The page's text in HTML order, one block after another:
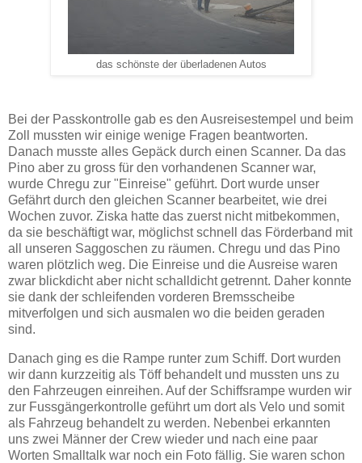
das schönste der überladenen Autos
Bei der Passkontrolle gab es den Ausreisestempel und beim
Zoll mussten wir einige wenige Fragen beantworten.
Danach musste alles Gepäck durch einen Scanner. Da das
Pino aber zu gross für den vorhandenen Scanner war,
wurde Chregu zur "Einreise" geführt. Dort wurde unser
Gefährt durch den gleichen Scanner bearbeitet, wie drei
Wochen zuvor. Ziska hatte das zuerst nicht mitbekommen,
da sie beschäftigt war, möglichst schnell das Förderband mit
all unseren Saggoschen zu räumen. Chregu und das Pino
waren plötzlich weg. Die Einreise und die Ausreise waren
zwar blickdicht aber nicht schalldicht getrennt. Daher konnte
sie dank der schleifenden vorderen Bremsscheibe
mitverfolgen und sich ausmalen wo die beiden geraden
sind.
Danach ging es die Rampe runter zum Schiff. Dort wurden
wir dann kurzzeitig als Töff behandelt und mussten uns zu
den Fahrzeugen einreihen. Auf der Schiffsrampe wurden wir
zur Fussgängerkontrolle geführt um dort als Velo und somit
als Fahrzeug behandelt zu werden. Nebenbei erkannten
uns zwei Männer der Crew wieder und nach eine paar
Worten Smalltalk war noch ein Foto fällig. Sie waren schon